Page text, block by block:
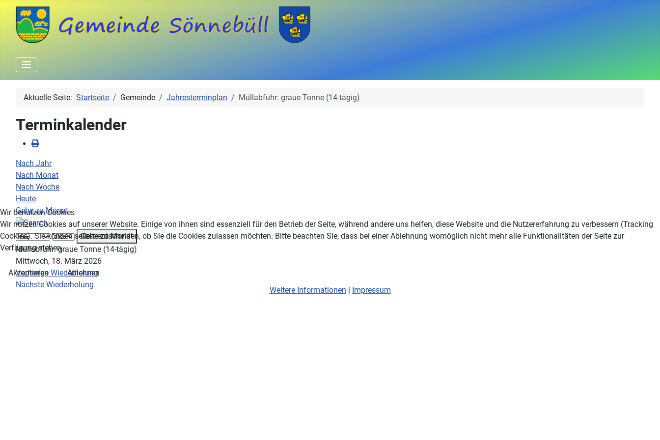
Aktuelle Seite: Startseite Gemeinde Jahresterminplan Müllabfuhr: graue Tonne (14-tägig)
Terminkalender
Nach Jahr
Nach Monat
Nach Woche
Heute
Gehe zu Monat
Gehe zu Monat
Müllabfuhr: graue Tonne (14-tägig)
Mittwoch, 18. März 2026
Vorherige Wiederholung
Nächste Wiederholung
Wir benutzen Cookies
Wir nutzen Cookies auf unserer Website. Einige von ihnen sind essenziell für den Betrieb der Seite, während andere uns helfen, diese Website und die Nutzererfahrung zu verbessern (Tracking
Cookies). Sie können selbst entscheiden, ob Sie die Cookies zulassen möchten. Bitte beachten Sie, dass bei einer Ablehnung womöglich nicht mehr alle Funktionalitäten der Seite zur
Verfügung stehen.
Akzeptieren
Ablehnen
Weitere Informationen | Impressum